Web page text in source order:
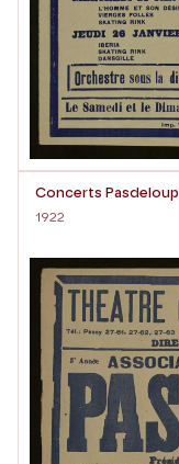
Concerts Pasdeloup
1922